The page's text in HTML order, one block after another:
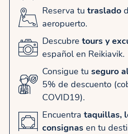
Reserva tu traslado
aeropuerto.
Descubre tours y
español en Reikiavik.
Consigue tu seguro
5% de descuento
COVID19).
Encuentra taquillas,
consignas en tu